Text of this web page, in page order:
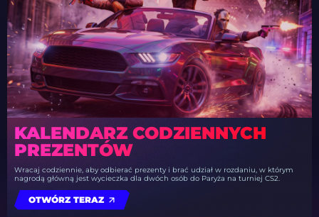
KALENDARZ CODZIENNYCH
PREZENTÓW
Wracaj codziennie, aby odbierać prezenty i brać udział w rozdaniu, w którym
nagrodą główną jest wycieczka dla dwóch osób do Paryża na turniej CS2.
OTWÓRZ TERAZ